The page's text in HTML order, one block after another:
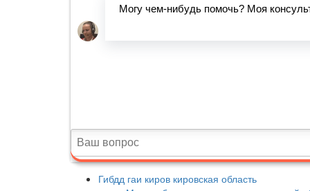
Гибдд гаи киров кировская область